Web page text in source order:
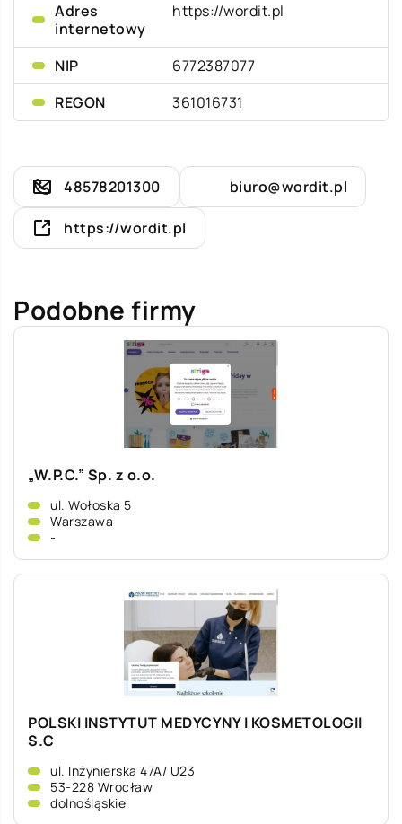
Adres
internetowy
https://wordit.pl
NIP
6772387077
REGON
361016731
48578201300 biuro@wordit.pl
https://wordit.pl
Podobne firmy
„W.P.C.” Sp. z o.o.
ul. Wołoska 5
Warszawa
-
POLSKI INSTYTUT MEDYCYNY I KOSMETOLOGII
S.C
ul. Inżynierska 47A/ U23
53-228 Wrocław
dolnośląskie